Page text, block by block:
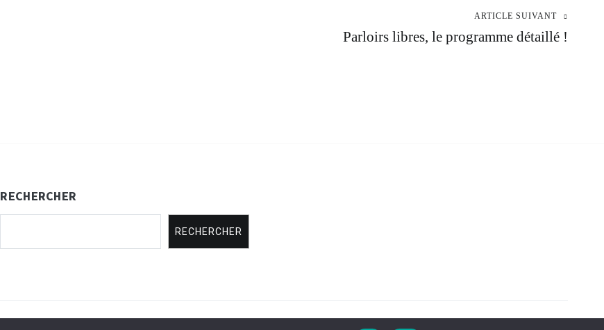
ARTICLE SUIVANT
Parloirs libres, le programme détaillé !
RECHERCHER
RECHERCHER